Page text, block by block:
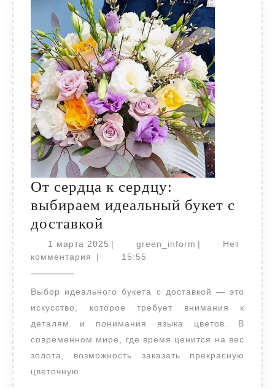
От сердца к сердцу:
выбираем идеальный букет с
доставкой
сердца
выбираем
идеальный
с
1 марта 2025 1
марта
| green_inform green_inform
|
Нет
комментария
| 15:55
Выбор идеального букета с доставкой — это
искусство, которое требует внимания к
деталям и понимания языка цветов. В
современном мире, где время ценится на вес
золота, возможность заказать прекрасную
цветочную